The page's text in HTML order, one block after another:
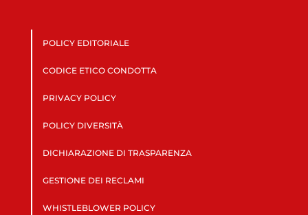
POLICY EDITORIALE
CODICE ETICO CONDOTTA
PRIVACY POLICY
POLICY DIVERSITÀ
DICHIARAZIONE DI TRASPARENZA
GESTIONE DEI RECLAMI
WHISTLEBLOWER POLICY